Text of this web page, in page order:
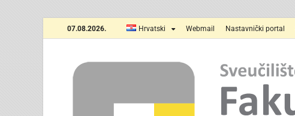
07.08.2026. Hrvatski Webmail Nastavnički portal